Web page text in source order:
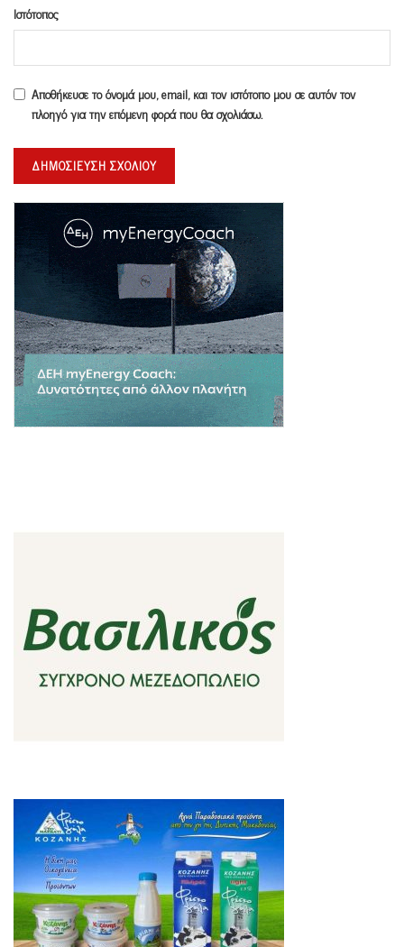
Ιστότοπος
Αποθήκευσε το όνομά μου, email, και τον ιστότοπο μου σε αυτόν τον
πλοηγό για την επόμενη φορά που θα σχολιάσω.